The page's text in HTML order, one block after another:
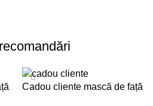
Cadou cliente mască de față